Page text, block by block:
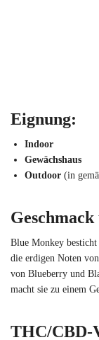
Eignung:
Indoor
Gewächshaus
Outdoor (in
Blue Monkey besticht
die erdigen Noten
von Blueberry und
macht sie zu einem
THC/CBD-